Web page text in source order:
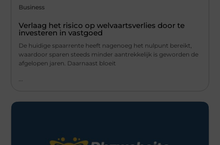
Business
Verlaag het risico op welvaartsverlies door te
investeren in vastgoed
De huidige spaarrente heeft nagenoeg het nulpunt bereikt,
waardoor sparen steeds minder aantrekkelijk is geworden de
afgelopen jaren. Daarnaast bloeit
...